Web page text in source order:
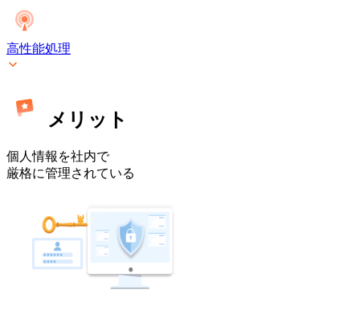
高性能処理
メリット
個人情報を社内で
厳格に管理されている